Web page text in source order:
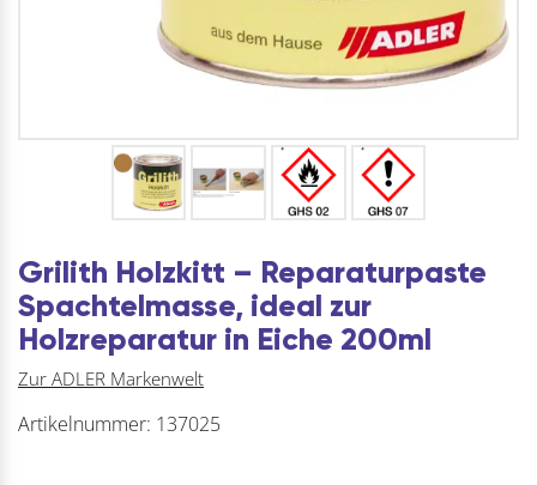
Grilith Holzkitt – Reparaturpaste
Spachtelmasse, ideal zur
Holzreparatur in Eiche 200ml
Zur ADLER Markenwelt
Artikelnummer: 137025